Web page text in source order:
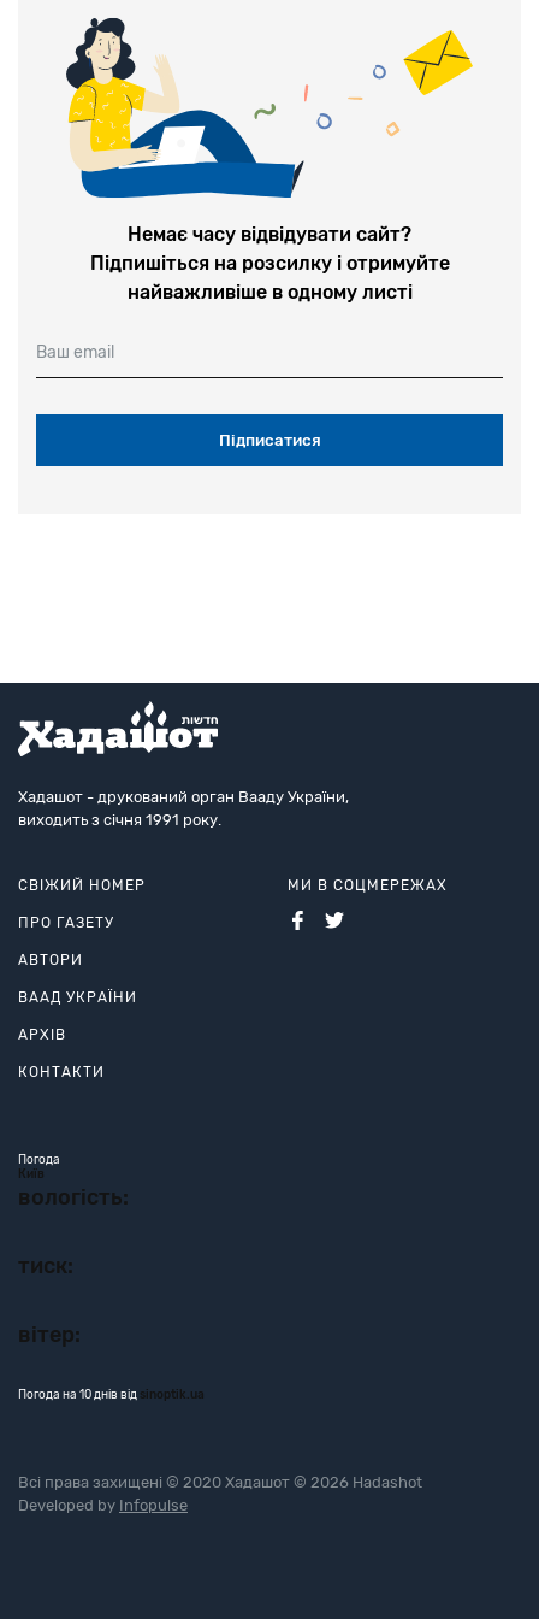
Немає часу відвідувати сайт?
Підпишіться на розсилку і отримуйте
найважливіше в одному листі
Ваш email
Хадашот - друкований орган Вааду України,
виходить з січня 1991 року.
СВІЖИЙ НОМЕР
ПРО ГАЗЕТУ
АВТОРИ
ВААД УКРАЇНИ
АРХІВ
КОНТАКТИ
МИ В СОЦМЕРЕЖАХ
Погода
Київ
вологість:
тиск:
вітер:
Погода на 10 днів від sinoptik.ua
Всі права захищені © 2020 Хадашот © 2026 Hadashot
Developed by Infopulse